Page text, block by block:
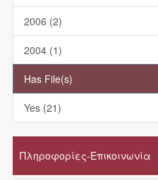
2006 (2)
2004 (1)
Has File(s)
Yes (21)
Πληροφορίες-Επικοινωνία